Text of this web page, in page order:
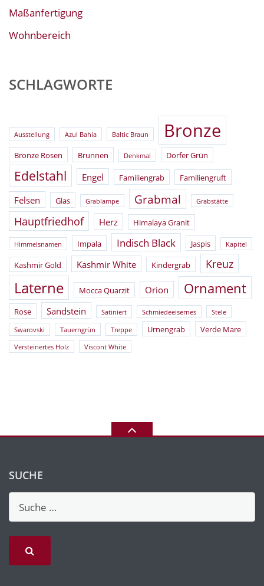
Maßanfertigung
Wohnbereich
SCHLAGWORTE
Ausstellung Azul Bahia Baltic Braun Bronze
Bronze Rosen Brunnen Denkmal Dorfer Grün
Edelstahl Engel Familiengrab Familiengruft
Felsen Glas Grablampe Grabmal Grabstätte
Hauptfriedhof Herz Himalaya Granit
Himmelsnamen Impala Indisch Black Jaspis Kapitel
Kashmir Gold Kashmir White Kindergrab Kreuz
Laterne Mocca Quarzit Orion Ornament
Rose Sandstein Satiniert Schmiedeeisernes Stele
Swarovski Tauerngrün Treppe Urnengrab Verde Mare
Versteinertes Holz Viscont White
SUCHE